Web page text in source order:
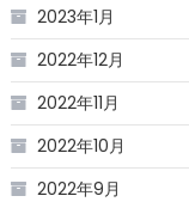
2023年1月
2022年12月
2022年11月
2022年10月
2022年9月